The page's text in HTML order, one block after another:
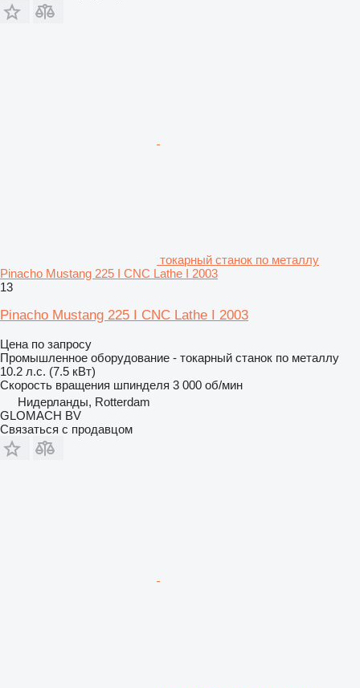
токарный станок по металлу
Pinacho Mustang 225 I CNC Lathe I 2003
13
Pinacho Mustang 225 I CNC Lathe I 2003
Цена по запросу
Промышленное оборудование - токарный станок по металлу
10.2 л.с. (7.5 кВт)
Скорость вращения шпинделя 3 000 об/мин
Нидерланды, Rotterdam
GLOMACH BV
Связаться с продавцом